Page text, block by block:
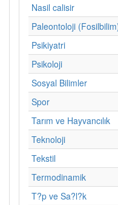
Nasil calisir
Paleontoloji
Psikiyatri
Psikoloji
Sosyal Bilimler
Spor
Tarım ve Hayvancılık
Teknoloji
Tekstil
Termodinamik
T?p ve Sa?l?k